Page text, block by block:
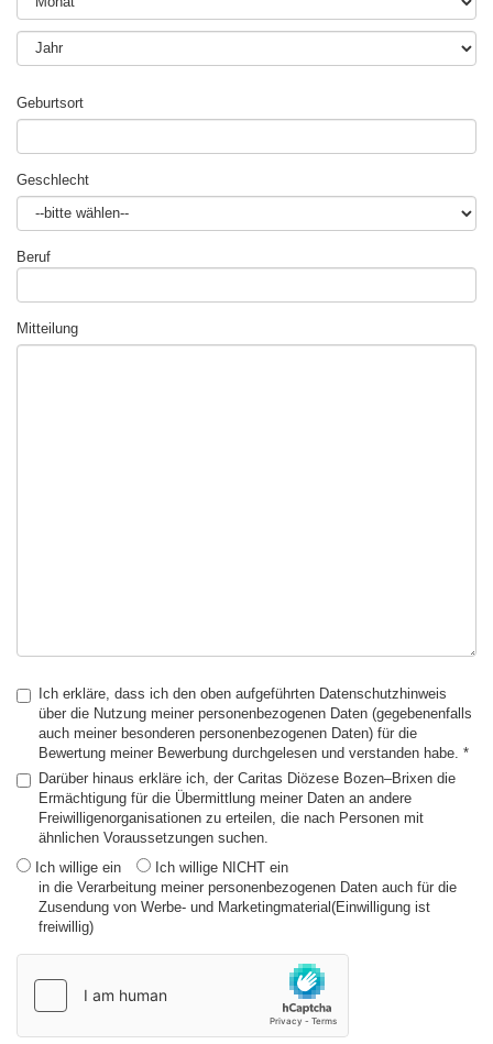
Geburtsort
Geschlecht
Beruf
Mitteilung
Ich erkläre, dass ich den oben aufgeführten Datenschutzhinweis
über die Nutzung meiner personenbezogenen Daten (gegebenenfalls
auch meiner besonderen personenbezogenen Daten) für die
Bewertung meiner Bewerbung durchgelesen und verstanden habe. *
Darüber hinaus erkläre ich, der Caritas Diözese Bozen–Brixen die
Ermächtigung für die Übermittlung meiner Daten an andere
Freiwilligenorganisationen zu erteilen, die nach Personen mit
ähnlichen Voraussetzungen suchen.
Ich willige ein
Ich willige NICHT ein
in die Verarbeitung meiner personenbezogenen Daten auch für die
Zusendung von Werbe- und Marketingmaterial(Einwilligung ist
freiwillig)